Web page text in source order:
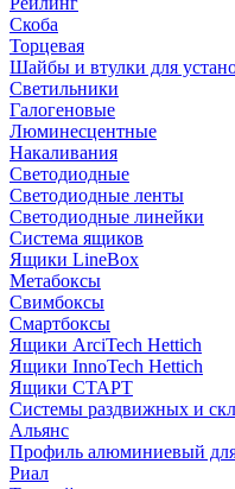
Скоба
Торцевая
Шайбы и втулки для
Светильники
Галогеновые
Люминесцентные
Накаливания
Светодиодные
Светодиодные ленты
Светодиодные линейки
Система ящиков
Ящики LineBox
Метабоксы
Свимбоксы
Смартбоксы
Ящики ArciTech Hettich
Ящики InnoTech Hettich
Ящики СТАРТ
Системы раздвижных и
Альянс
Профиль алюминиевый
Риал